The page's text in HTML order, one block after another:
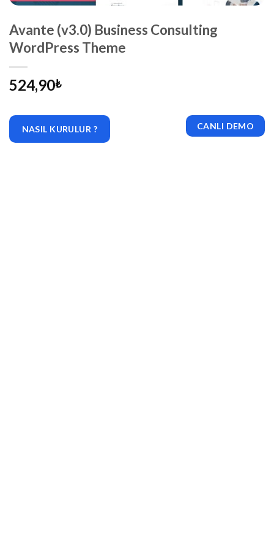
Avante (v3.0) Business Consulting
WordPress Theme
524,90₺
NASIL KURULUR ? CANLI DEMO